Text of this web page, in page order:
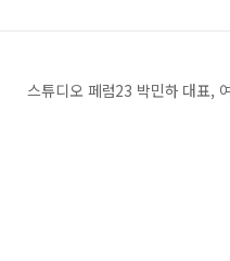
스튜디오 페럼23 박민하 대표,